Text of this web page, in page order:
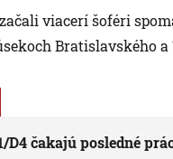
začali viacerí šoféri
Bratislavského
čakajú posledné